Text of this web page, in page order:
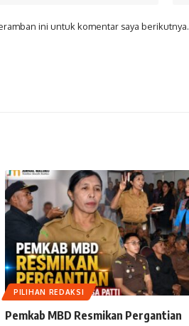
ini untuk komentar saya berikutnya.
PILIHAN REDAKSI
Pemkab MBD Resmikan Pergantian